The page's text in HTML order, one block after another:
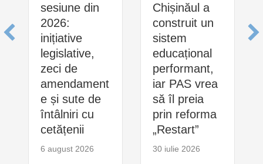
sesiune din
2026:
inițiative
legislative,
zeci de
amendament
e și sute de
întâlniri cu
cetățenii
6 august 2026
Chișinăul a
construit un
sistem
educațional
performant,
iar PAS vrea
să îl preia
prin reforma
„Restart”
30 iulie 2026